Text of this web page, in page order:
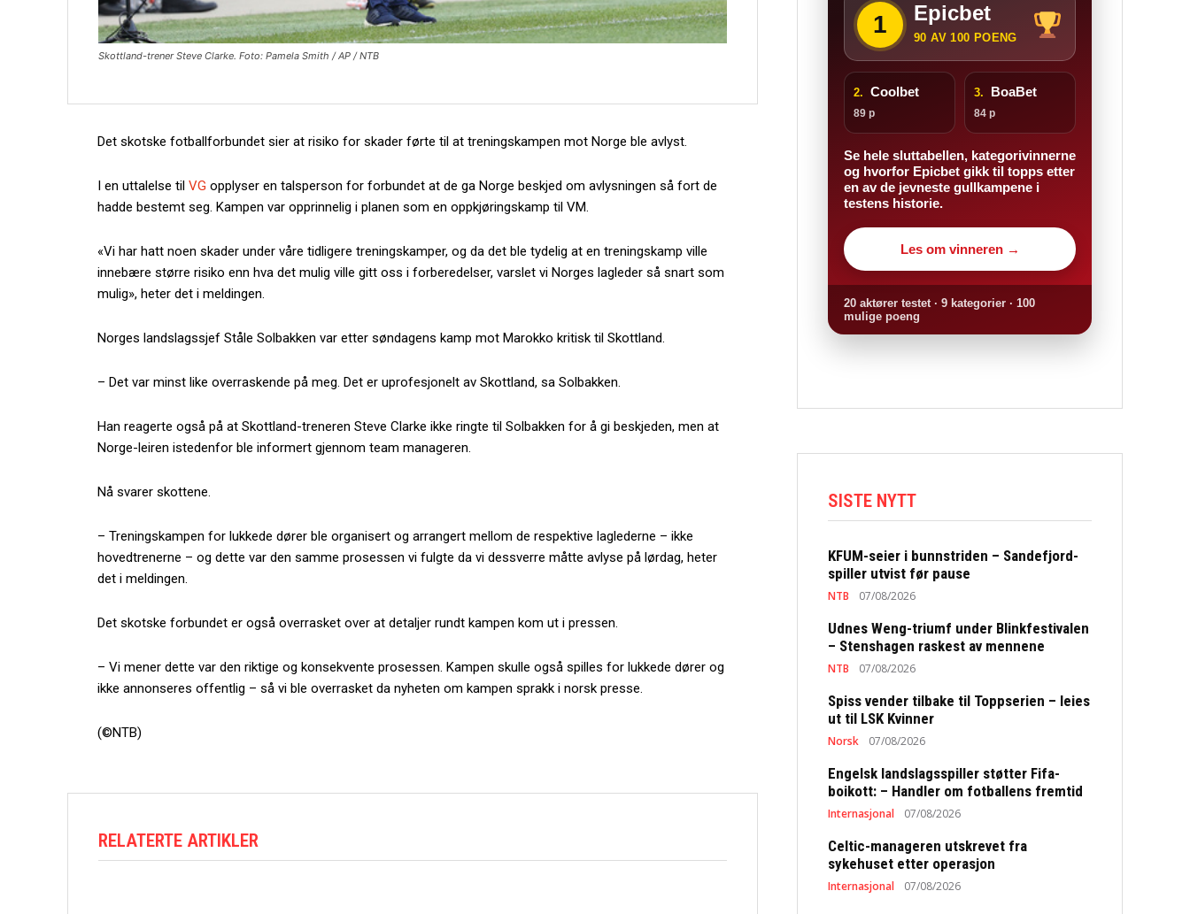
Skottland-trener Steve Clarke. Foto: Pamela Smith / AP / NTB
Det skotske fotballforbundet sier at risiko for skader førte til at treningskampen mot Norge ble avlyst.
I en uttalelse til VG opplyser en talsperson for forbundet at de ga Norge beskjed om avlysningen så fort de
hadde bestemt seg. Kampen var opprinnelig i planen som en oppkjøringskamp til VM.
«Vi har hatt noen skader under våre tidligere treningskamper, og da det ble tydelig at en treningskamp ville
innebære større risiko enn hva det mulig ville gitt oss i forberedelser, varslet vi Norges lagleder så snart som
mulig», heter det i meldingen.
Norges landslagssjef Ståle Solbakken var etter søndagens kamp mot Marokko kritisk til Skottland.
– Det var minst like overraskende på meg. Det er uprofesjonelt av Skottland, sa Solbakken.
Han reagerte også på at Skottland-treneren Steve Clarke ikke ringte til Solbakken for å gi beskjeden, men at
Norge-leiren istedenfor ble informert gjennom team manageren.
Nå svarer skottene.
– Treningskampen for lukkede dører ble organisert og arrangert mellom de respektive laglederne – ikke
hovedtrenerne – og dette var den samme prosessen vi fulgte da vi dessverre måtte avlyse på lørdag, heter
det i meldingen.
Det skotske forbundet er også overrasket over at detaljer rundt kampen kom ut i pressen.
– Vi mener dette var den riktige og konsekvente prosessen. Kampen skulle også spilles for lukkede dører og
ikke annonseres offentlig – så vi ble overrasket da nyheten om kampen sprakk i norsk presse.
(©NTB)
RELATERTE ARTIKLER
1 Epicbet
90 AV 100 POENG
2. Coolbet
89 p
3. BoaBet
84 p
Se hele sluttabellen, kategorivinnerne
og hvorfor Epicbet gikk til topps etter
en av de jevneste gullkampene i
testens historie.
Les om vinneren →
20 aktører testet · 9 kategorier · 100
mulige poeng
SISTE NYTT
KFUM-seier i bunnstriden – Sandefjord-
spiller utvist før pause
NTB 07/08/2026
Udnes Weng-triumf under Blinkfestivalen
– Stenshagen raskest av mennene
NTB 07/08/2026
Spiss vender tilbake til Toppserien – leies
ut til LSK Kvinner
Norsk 07/08/2026
Engelsk landslagsspiller støtter Fifa-
boikott: – Handler om fotballens fremtid
Internasjonal 07/08/2026
Celtic-manageren utskrevet fra
sykehuset etter operasjon
Internasjonal 07/08/2026